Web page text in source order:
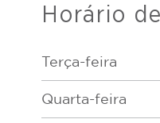
Horário
Terça-feira
Quarta-feira